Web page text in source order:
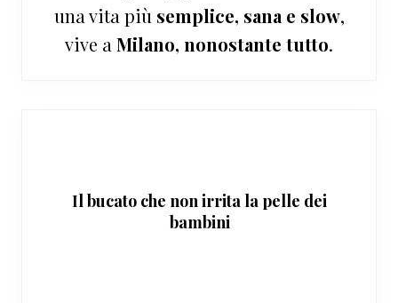
una vita più semplice, sana e slow,
vive a Milano, nonostante tutto.
Il bucato che non irrita la pelle dei
bambini